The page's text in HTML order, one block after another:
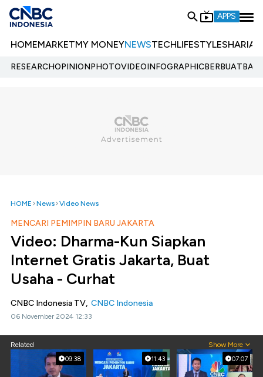
APPS
HOMEMARKETMY MONEYNEWSTECHLIFESTYLESHARIA
RESEARCHOPINIONPHOTOVIDEOINFOGRAPHIC
HOME News Video News
MENCARI PEMIMPIN BARU JAKARTA
Video: Dharma-Kun Siapkan
Internet Gratis Jakarta, Buat
Usaha - Curhat
CNBC Indonesia TV, CNBC Indonesia
06 November 2024 12:33
Related Show More
09:38 11:43 07:07